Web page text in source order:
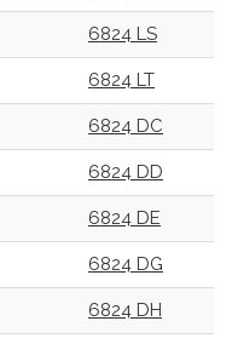
6824 LS
6824 LT
6824 DC
6824 DD
6824 DE
6824 DG
6824 DH